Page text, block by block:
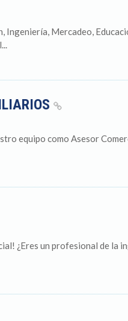
Mercadeo,
equipo como Asesor
¿Eres un profesional de la